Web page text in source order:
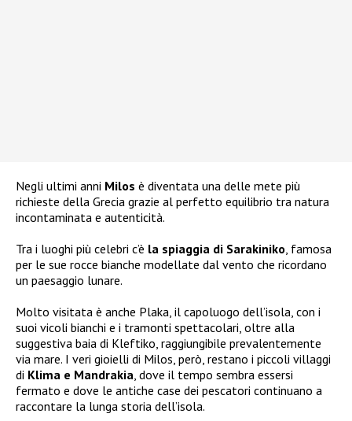
Negli ultimi anni Milos è diventata una delle mete più
richieste della Grecia grazie al perfetto equilibrio tra natura
incontaminata e autenticità.
Tra i luoghi più celebri c’è la spiaggia di Sarakiniko , famosa
per le sue rocce bianche modellate dal vento che ricordano
un paesaggio lunare.
Molto visitata è anche Plaka, il capoluogo dell’isola, con i
suoi vicoli bianchi e i tramonti spettacolari, oltre alla
suggestiva baia di Kleftiko, raggiungibile prevalentemente
via mare. I veri gioielli di Milos, però, restano i piccoli villaggi
di Klima e Mandrakia , dove il tempo sembra essersi
fermato e dove le antiche case dei pescatori continuano a
raccontare la lunga storia dell’isola.